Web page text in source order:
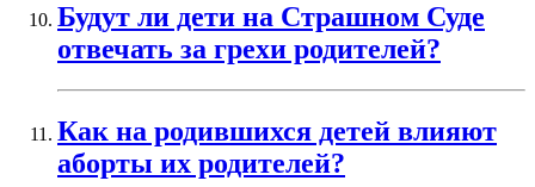
Будут ли дети на Страшном Суде
отвечать за грехи родителей?
Как на родившихся детей влияют
аборты их родителей?